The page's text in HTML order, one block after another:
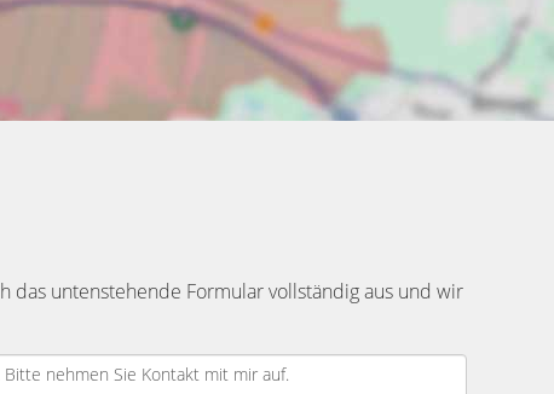
das untenstehende Formular vollständig aus und wir